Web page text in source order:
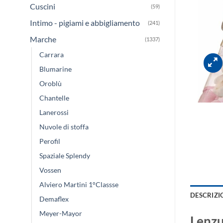
Cuscini (59)
Intimo - pigiami e abbigliamento (241)
Marche (1337)
Carrara
Blumarine
Oroblù
Chantelle
Lanerossi
Nuvole di stoffa
Perofil
Spaziale Splendy
Vossen
Alviero Martini 1°Classse
Demaflex
Meyer-Mayor